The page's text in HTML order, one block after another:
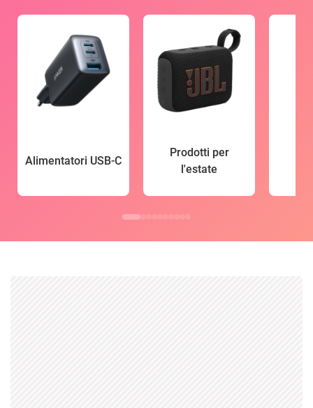
Alimentatori USB-C
Prodotti per
l'estate